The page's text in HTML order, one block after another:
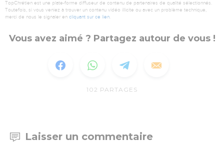
TopChrétien est une plate-forme diffuseur de contenu de partenaires de qualité sélectionnés.
Toutefois, si vous veniez à trouver un contenu vidéo illicite ou avec un problème technique,
merci de nous le signaler en cliquant sur ce lien.
Vous avez aimé ? Partagez autour de vous !
102 PARTAGES
Laisser un commentaire